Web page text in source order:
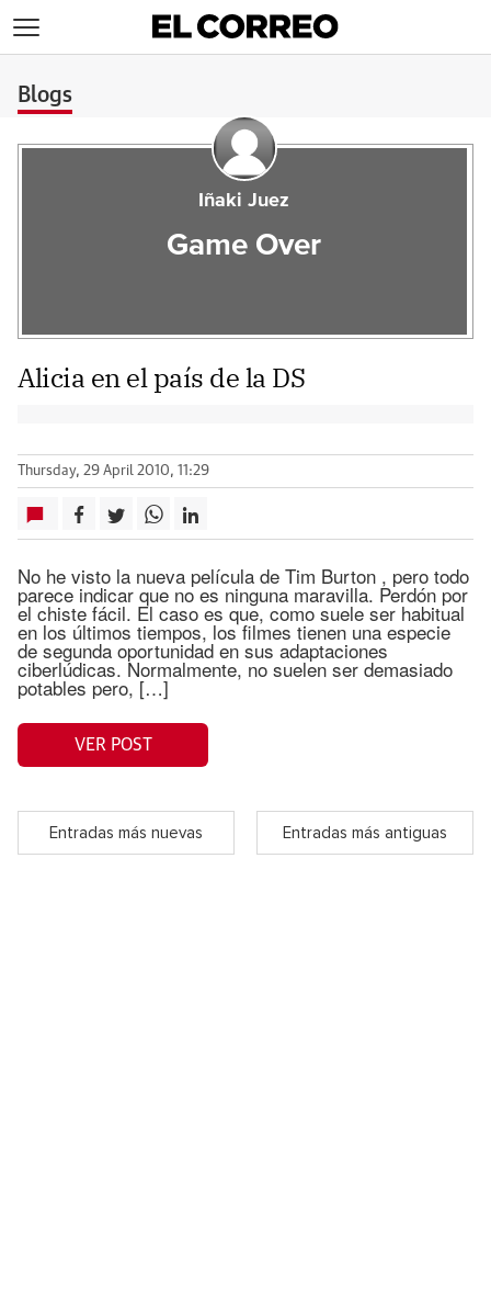
Blogs
Iñaki Juez
Game Over
Alicia en el país de la DS
Thursday, 29 April 2010, 11:29
No he visto la nueva película de Tim Burton , pero todo
parece indicar que no es ninguna maravilla. Perdón por
el chiste fácil. El caso es que, como suele ser habitual
en los últimos tiempos, los filmes tienen una especie
de segunda oportunidad en sus adaptaciones
ciberlúdicas. Normalmente, no suelen ser demasiado
potables pero, […]
VER POST
Entradas más nuevas Entradas más antiguas